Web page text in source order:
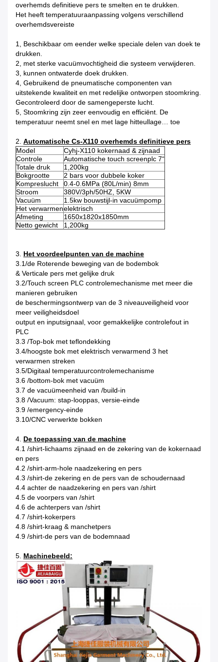
overhemds definitieve pers te smelten en te drukken.
Het heeft temperatuuraanpassing volgens verschillend
overhemdsvereiste
1, Beschikbaar om eender welke speciale delen van doek te
drukken.
2, met sterke vacuümvochtigheid die systeem verwijderen.
3, kunnen ontwaterde doek drukken.
4, Gebruikend de pneumatische componenten van
uitstekende kwaliteit en met redelijke ontworpen stoomkring.
Gecontroleerd door de samengeperste lucht.
5, Stoomkring zijn zeer eenvoudig en efficiënt. De
temperatuur neemt snel en met lage hitteullage… toe
2. Automatische Cs-X110 overhemds definitieve pers
Model
Cyhj-X110 kokernaad & zijnaad
Controle
Automatische touch screenplc 7“
Totale druk
1,200kg
Bokgrootte
2 bars voor dubbele koker
Kompreslucht
0.4-0.6MPa (80L/min) 8mm
Stroom
380V/3ph/50HZ, 5KW
Vacuüm
1.5kw bouwstijl-in vacuümpomp
Het verwarmenelektrisch
Afmeting
1650x1820x1850mm
Netto gewicht
1,200kg
3. Het voordeelpunten van de machine
3.1/de Roterende beweging van de bodembok
& Verticale pers met gelijke druk
3.2/Touch screen PLC controlemechanisme met meer die
manieren gebruiken
de beschermingsontwerp van de 3 niveauveiligheid voor
meer veiligheidsdoel
output en inputsignaal, voor gemakkelijke controlefout in
PLC
3.3 /Top-bok met teflondekking
3.4/hoogste bok met elektrisch verwarmend 3 het
verwarmen streken
3.5/Digitaal temperatuurcontrolemechanisme
3.6 /bottom-bok met vacuüm
3.7 de vacuümeenheid van /build-in
3.8 /Vacuum: stap-looppas, versie-einde
3.9 /emergency-einde
3.10/CNC verwerkte bokken
4. De toepassing van de machine
4.1 /shirt-lichaams zijnaad en de zekering van de kokernaad
en pers
4.2 /shirt-arm-hole naadzekering en pers
4.3 /shirt-de zekering en de pers van de schoudernaad
4.4 achter de naadzekering en pers van /shirt
4.5 de voorpers van /shirt
4.6 de achterpers van /shirt
4.7 /shirt-kokerpers
4.8 /shirt-kraag & manchetpers
4.9 /shirt-de pers van de bodemnaad
5. Machinebeeld: